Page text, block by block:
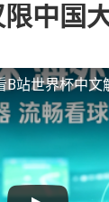
中国
B站世界杯中